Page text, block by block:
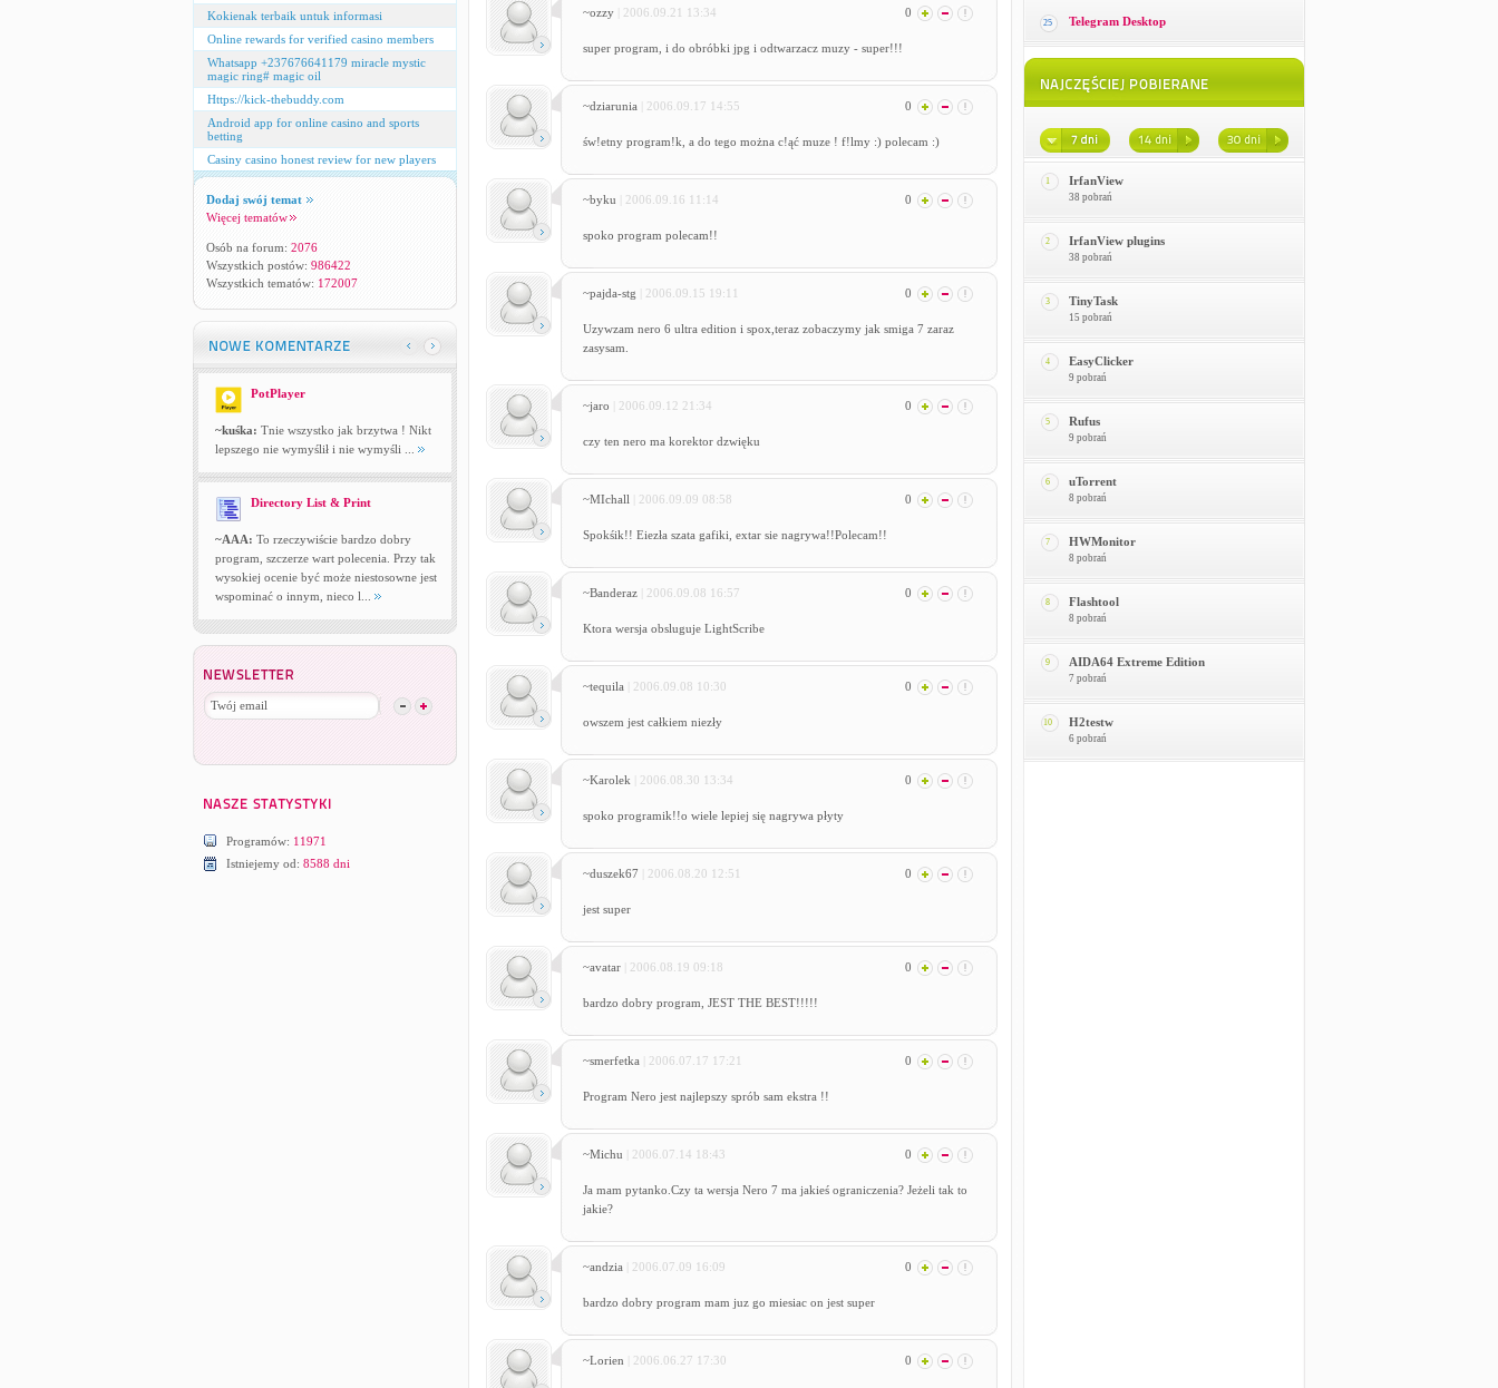
Kokienak terbaik untuk informasi
Online rewards for verified casino members
Whatsapp +237676641179 miracle mystic
magic ring# magic oil
Https://kick-thebuddy.com
Android app for online casino and sports
betting
Casiny casino honest review for new players
Dodaj swój temat
Więcej tematów
Osób na forum: 2076
Wszystkich postów: 986422
Wszystkich tematów: 172007
PotPlayer
~kuśka: Tnie wszystko jak brzytwa ! Nikt
lepszego nie wymyślił i nie wymyśli ...
Directory List & Print
~AAA: To rzeczywiście bardzo dobry
program, szczerze wart polecenia. Przy tak
wysokiej ocenie być może niestosowne jest
wspominać o innym, nieco l...
Programów: 11971
Istniejemy od: 8588 dni
~ozzy | 2006.09.21 13:34 0
super program, i do obróbki jpg i odtwarzacz muzy - super!!!
~dziarunia | 2006.09.17 14:55 0
św!etny program!k, a do tego można c!ąć muze ! f!lmy :) polecam :)
~byku | 2006.09.16 11:14 0
spoko program polecam!!
~pajda-stg | 2006.09.15 19:11 0
Uzywzam nero 6 ultra edition i spox,teraz zobaczymy jak smiga 7 zaraz
zasysam.
~jaro | 2006.09.12 21:34 0
czy ten nero ma korektor dzwięku
~MIchall | 2006.09.09 08:58 0
Spokśik!! Eiezła szata gafiki, extar sie nagrywa!!Polecam!!
~Banderaz | 2006.09.08 16:57 0
Ktora wersja obsluguje LightScribe
~tequila | 2006.09.08 10:30 0
owszem jest całkiem niezły
~Karolek | 2006.08.30 13:34 0
spoko programik!!o wiele lepiej się nagrywa płyty
~duszek67 | 2006.08.20 12:51 0
jest super
~avatar | 2006.08.19 09:18 0
bardzo dobry program, JEST THE BEST!!!!!
~smerfetka | 2006.07.17 17:21 0
Program Nero jest najlepszy sprób sam ekstra !!
~Michu | 2006.07.14 18:43 0
Ja mam pytanko.Czy ta wersja Nero 7 ma jakieś ograniczenia? Jeżeli tak to
jakie?
~andzia | 2006.07.09 16:09 0
bardzo dobry program mam juz go miesiac on jest super
~Lorien | 2006.06.27 17:30 0
25 Telegram Desktop
1 IrfanView
38 pobrań
2 IrfanView plugins
38 pobrań
3 TinyTask
15 pobrań
4 EasyClicker
9 pobrań
5 Rufus
9 pobrań
6 uTorrent
8 pobrań
7 HWMonitor
8 pobrań
8 Flashtool
8 pobrań
9 AIDA64 Extreme Edition
7 pobrań
10 H2testw
6 pobrań